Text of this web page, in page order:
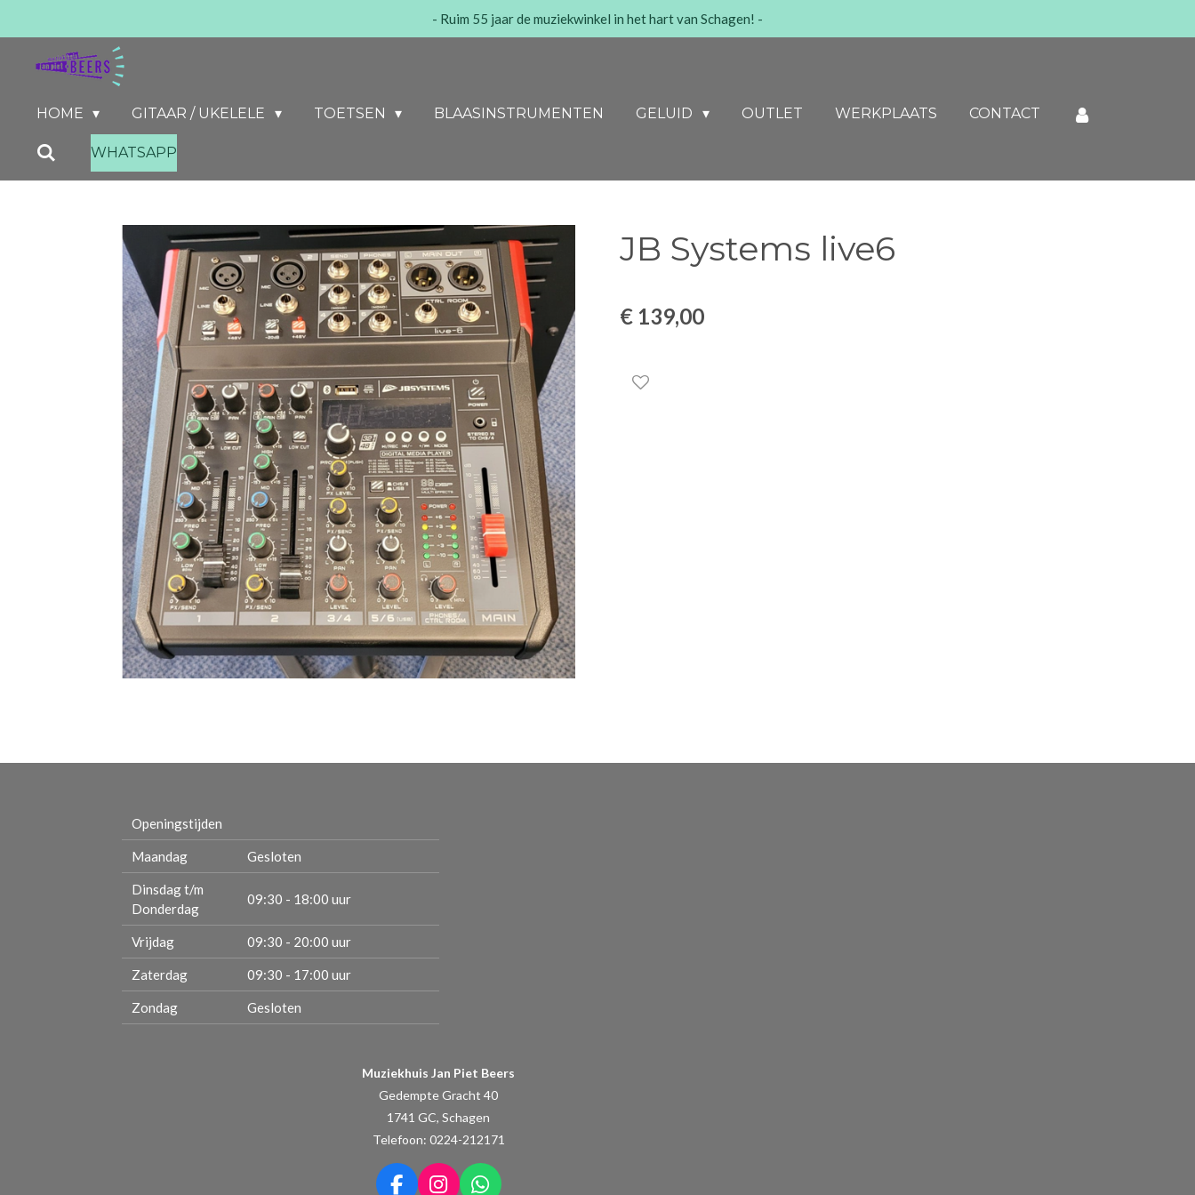
hoofdinhoud
- Ruim 55 jaar de muziekwinkel in het hart van Schagen! -
HOME GITAAR / UKELELE TOETSEN BLAASINSTRUMENTEN GELUID OUTLET WERKPLAATS CONTACT
WHATSAPP
JB Systems live6
€ 139,00
Openingstijden
Maandag Gesloten
Dinsdag t/m
Donderdag
09:30 - 18:00 uur
Vrijdag 09:30 - 20:00 uur
Zaterdag 09:30 - 17:00 uur
Zondag Gesloten
Muziekhuis Jan Piet Beers
Gedempte Gracht 40
1741 GC, Schagen
Telefoon: 0224-212171